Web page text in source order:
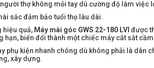
thợ không mỏi tay dù cường độ làm việc
sắc đảm bảo tuổi thọ lâu dài.
hiệu quả, Máy mài góc GWS 22-180 LVI được
hạn, biến đổi thành một chiếc máy cắt sắt
phụ kiện nhanh chóng dù không phải là dân
xây dựng.